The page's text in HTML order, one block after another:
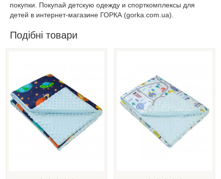
покупки. Покупай детскую одежду и спорткомплексы для
детей в интернет-магазине ГОРКА (gorka.com.ua).
Подібні товари